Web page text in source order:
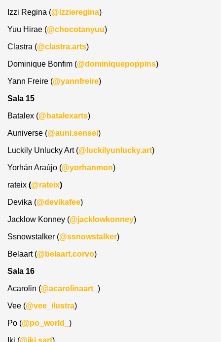
Izzi Regina (@izzieregina)
Yuu Hirae (@chocotanyuu)
Clastra (@clastra.arts)
Dominique Bonfim (@dominiquepoppins)
Yann Freire (@yannfreire)
Sala 15
Batalex (@batalexarts)
Auniverse (@auni.sensei)
Luckily Unlucky Art (@luckilyunlucky.art)
Yorhán Araújo (@yorhanmon)
rateix (@rateix)
Devika (@devikafee)
Jacklow Konney (@jacklowkonney)
Ssnowstalker (@ssnowstalker)
Belaart (@belaart.corvo)
Sala 16
Acarolin (@acarolinaart_ )
Vee (@vee_ilustra)
Po (@po_world_ )